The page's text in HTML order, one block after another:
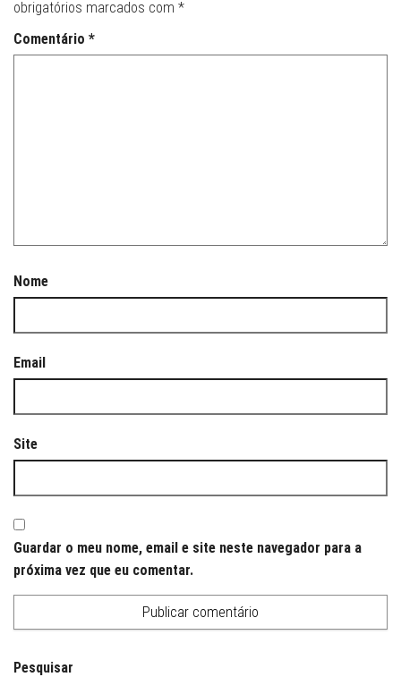
obrigatórios marcados com *
Comentário *
Nome
Email
Site
Guardar o meu nome, email e site neste navegador para a
próxima vez que eu comentar.
Pesquisar